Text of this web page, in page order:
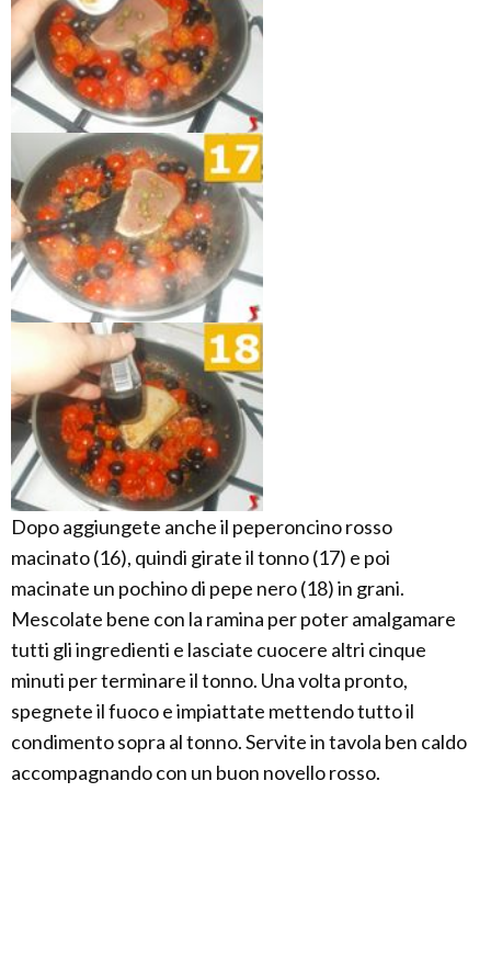
Dopo aggiungete anche il peperoncino rosso
macinato (16), quindi girate il tonno (17) e poi
macinate un pochino di pepe nero (18) in grani.
Mescolate bene con la ramina per poter amalgamare
tutti gli ingredienti e lasciate cuocere altri cinque
minuti per terminare il tonno. Una volta pronto,
spegnete il fuoco e impiattate mettendo tutto il
condimento sopra al tonno. Servite in tavola ben caldo
accompagnando con un buon novello rosso.